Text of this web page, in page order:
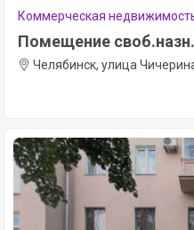
Коммерческая
Помещение
Челябинск, улица